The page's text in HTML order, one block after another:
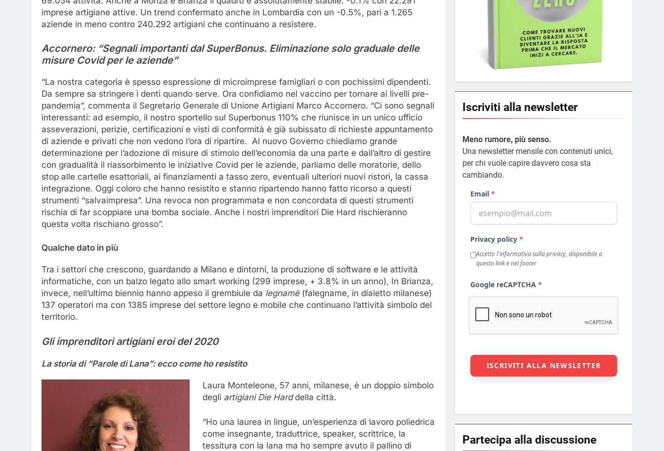
imprese artigiane attive. Un trend confermato anche in Lombardia con un -0.5%, pari a 1.265
aziende in meno contro 240.292 artigiani che continuano a resistere.
Accornero: “Segnali importanti dal SuperBonus. Eliminazione solo graduale delle
misure Covid per le aziende”
“La nostra categoria è spesso espressione di microimprese famigliari o con pochissimi dipendenti.
Da sempre sa stringere i denti quando serve. Ora confidiamo nel vaccino per tornare ai livelli pre-
pandemia”, commenta il Segretario Generale di Unione Artigiani Marco Accornero. “Ci sono segnali
interessanti: ad esempio, il nostro sportello sul Superbonus 110% che riunisce in un unico ufficio
asseverazioni, perizie, certificazioni e visti di conformità è già subissato di richieste appuntamento
di aziende e privati che non vedono l’ora di ripartire. Al nuovo Governo chiediamo grande
determinazione per l’adozione di misure di stimolo dell’economia da una parte e dall’altro di gestire
con gradualità il riassorbimento le iniziative Covid per le aziende, parliamo delle moratorie, dello
stop alle cartelle esattoriali, ai finanziamenti a tasso zero, eventuali ulteriori nuovi ristori, la cassa
integrazione. Oggi coloro che hanno resistito e stanno ripartendo hanno fatto ricorso a questi
strumenti “salvaimpresa”. Una revoca non programmata e non concordata di questi strumenti
rischia di far scoppiare una bomba sociale. Anche i nostri imprenditori Die Hard rischieranno
questa volta rischiano grosso”.
Qualche dato in più
Tra i settori che crescono, guardando a Milano e dintorni, la produzione di software e le attività
informatiche, con un balzo legato allo smart working (299 imprese, + 3.8% in un anno), In Brianza,
invece, nell’ultimo biennio hanno appeso il grembiule da legnamè(falegname, in dialetto milanese)
137 operatori ma con 1385 imprese del settore legno e mobile che continuano l’attività simbolo del
territorio.
Gli imprenditori artigiani eroi del 2020
La storia di “Parole di Lana”: ecco come ho resistito
Laura Monteleone, 57 anni, milanese, è un doppio simbolo
degli artigiani Die Harddella città.
“Ho una laurea in lingue, un’esperienza di lavoro poliedrica
come insegnante, traduttrice, speaker, scrittrice, la
tessitura con la lana ma ho sempre avuto il pallino di
Iscriviti alla newsletter
Meno rumore, più senso.
Una newsletter mensile con contenuti unici,
per chi vuole capire davvero cosa sta
cambiando.
Partecipa alla discussione